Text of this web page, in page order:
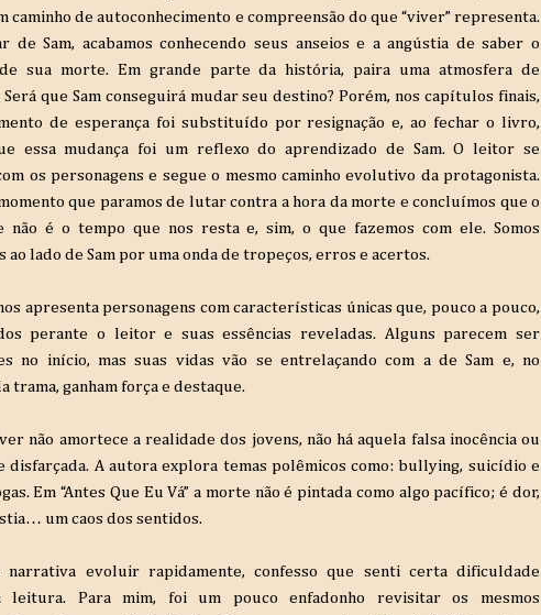
caminho de autoconhecimento e compreensão do que “viver” representa.
de Sam, acabamos conhecendo seus anseios e a angústia de saber o
sua morte. Em grande parte da história, paira uma atmosfera de
Será que Sam conseguirá mudar seu destino? Porém, nos capítulos finais,
de esperança foi substituído por resignação e, ao fechar o livro,
essa mudança foi um reflexo do aprendizado de Sam. O leitor se
os personagens e segue o mesmo caminho evolutivo da protagonista.
que paramos de lutar contra a hora da morte e concluímos que o
não é o tempo que nos resta e, sim, o que fazemos com ele. Somos
ao lado de Sam por uma onda de tropeços, erros e acertos.
apresenta personagens com características únicas que, pouco a pouco,
perante o leitor e suas essências reveladas. Alguns parecem ser
no início, mas suas vidas vão se entrelaçando com a de Sam e, no
trama, ganham força e destaque.
não amortece a realidade dos jovens, não há aquela falsa inocência ou
disfarçada. A autora explora temas polêmicos como: bullying, suicídio e
Em “Antes Que Eu Vá” a morte não é pintada como algo pacífico; é dor,
um caos dos sentidos.
narrativa evoluir rapidamente, confesso que senti certa dificuldade
leitura. Para mim, foi um pouco enfadonho revisitar os mesmos